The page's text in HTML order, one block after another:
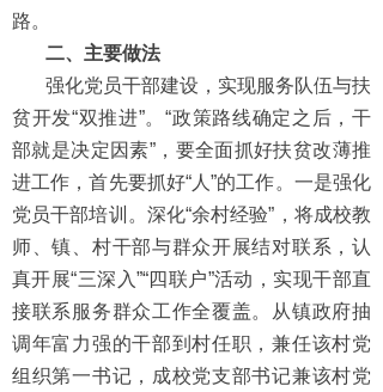
路。
二、主要做法
强化党员干部建设，实现服务队伍与扶
贫开发“双推进”。“政策路线确定之后，干
部就是决定因素”，要全面抓好扶贫改薄推
进工作，首先要抓好“人”的工作。一是强化
党员干部培训。深化“余村经验”，将成校教
师、镇、村干部与群众开展结对联系，认
真开展“三深入”“四联户”活动，实现干部直
接联系服务群众工作全覆盖。从镇政府抽
调年富力强的干部到村任职，兼任该村党
组织第一书记，成校党支部书记兼该村党